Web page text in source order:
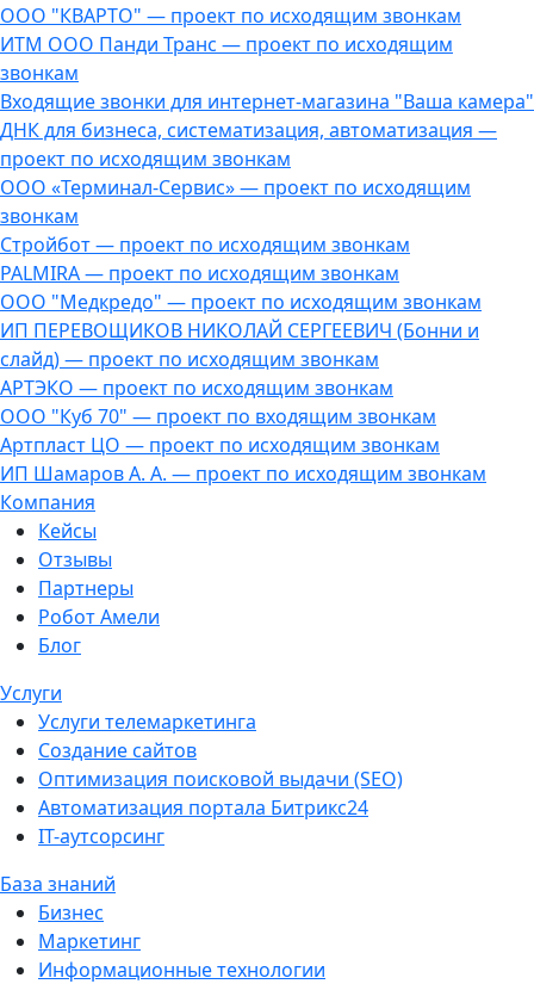
ООО "КВАРТО" — проект по исходящим звонкам
ИТМ ООО Панди Транс — проект по исходящим
звонкам
Входящие звонки для интернет-магазина "Ваша камера"
ДНК для бизнеса, систематизация, автоматизация —
проект по исходящим звонкам
ООО «Терминал-Сервис» — проект по исходящим
звонкам
Стройбот — проект по исходящим звонкам
PALMIRA — проект по исходящим звонкам
ООО "Медкредо" — проект по исходящим звонкам
ИП ПЕРЕВОЩИКОВ НИКОЛАЙ СЕРГЕЕВИЧ (Бонни и
слайд) — проект по исходящим звонкам
АРТЭКО — проект по исходящим звонкам
ООО "Куб 70" — проект по входящим звонкам
Артпласт ЦО — проект по исходящим звонкам
ИП Шамаров А. А. — проект по исходящим звонкам
Компания
Кейсы
Отзывы
Партнеры
Робот Амели
Блог
Услуги
Услуги телемаркетинга
Создание сайтов
Оптимизация поисковой выдачи (SEO)
Автоматизация портала Битрикс24
IT-аутсорсинг
База знаний
Бизнес
Маркетинг
Информационные технологии